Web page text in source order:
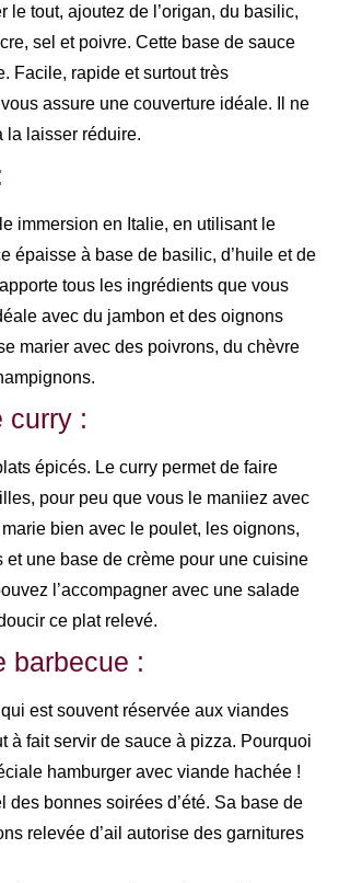
le tout, ajoutez de l’origan, du basilic,
sel et poivre. Cette base de sauce
Facile, rapide et surtout très
assure une couverture idéale. Il ne
la laisser réduire.
immersion en Italie, en utilisant le
épaisse à base de basilic, d’huile et de
tous les ingrédients que vous
avec du jambon et des oignons
marier avec des poivrons, du chèvre
curry :
épicés. Le curry permet de faire
pour peu que vous le maniiez avec
bien avec le poulet, les oignons,
et une base de crème pour une cuisine
l’accompagner avec une salade
ce plat relevé.
barbecue :
est souvent réservée aux viandes
à fait servir de sauce à pizza. Pourquoi
hamburger avec viande hachée !
des bonnes soirées d’été. Sa base de
relevée d’ail autorise des garnitures